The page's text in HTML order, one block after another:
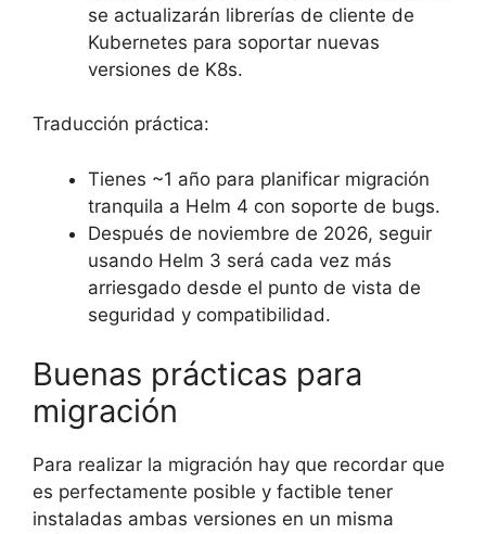
se actualizarán librerías de cliente de
Kubernetes para soportar nuevas
versiones de K8s.
Traducción práctica:
Tienes ~1 año para planificar migración
tranquila a Helm 4 con soporte de bugs.
Después de noviembre de 2026, seguir
usando Helm 3 será cada vez más
arriesgado desde el punto de vista de
seguridad y compatibilidad.
Buenas prácticas para
migración
Para realizar la migración hay que recordar que
es perfectamente posible y factible tener
instaladas ambas versiones en un misma